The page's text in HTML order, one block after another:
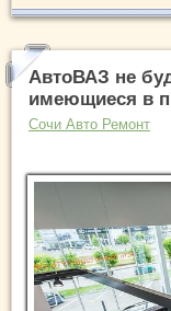
АвтоВАЗ не
имеющиеся в
Сочи Авто Ремонт